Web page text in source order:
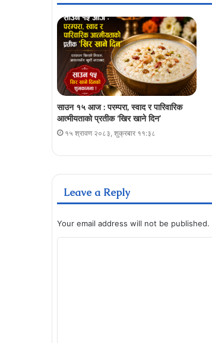
साउन १५ आज : परम्परा, स्वाद र पारिवारिक
आत्मीयताको प्रतीक ‘खिर खाने दिन’
१५ श्रावण २०८३, शुक्रबार ११:३८
Leave a Reply
Your email address will not be published.